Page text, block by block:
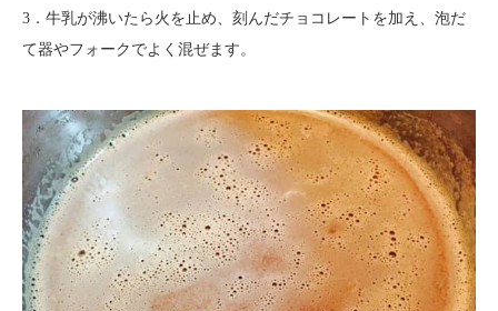
3．牛乳が沸いたら火を止め、刻んだチョコレートを加え、泡だ
て器やフォークでよく混ぜます。